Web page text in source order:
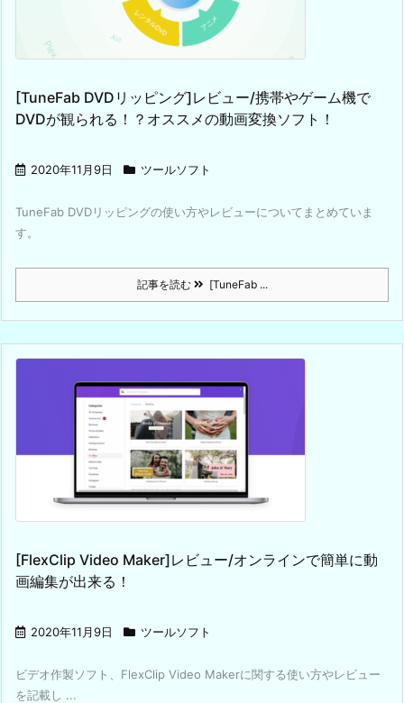
[TuneFab DVDリッピング]レビュー/携帯やゲーム機で
DVDが観られる！？オススメの動画変換ソフト！
2020年11月9日 ツールソフト
TuneFab DVDリッピングの使い方やレビューについてまとめていま
す。
記事を読む [TuneFab ...
[FlexClip Video Maker]レビュー/オンラインで簡単に動
画編集が出来る！
2020年11月9日 ツールソフト
ビデオ作製ソフト、FlexClip Video Makerに関する使い方やレビュー
を記載し ...